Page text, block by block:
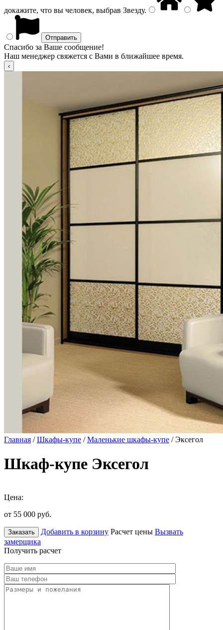
докажите, что вы человек, выбрав Звезду.
Спасибо за Ваше сообщение!
Наш менеджер свяжется с Вами в ближайшее время.
Главная /Шкафы-купе /Маленькие шкафы-купе / Эксегол
Шкаф-купе Эксегол
Цена:
от 55 000 руб.
Заказать Добавить в корзину Расчет цены Вызвать
замерщика
Получить расчет